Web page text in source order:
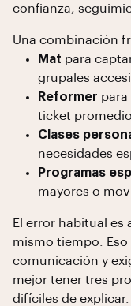
confianza,
Una combinación
Mat para
grupales
Reformer para
ticket promedio.
Clases
necesidades
Programas
mayores o
El error habitual es
mismo tiempo.
comunicación y
mejor tener tres
difíciles de explicar.